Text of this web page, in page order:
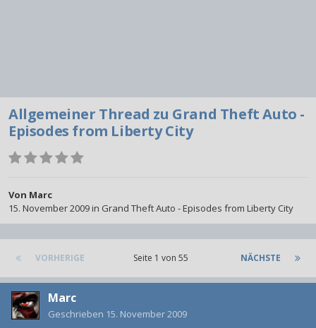
Allgemeiner Thread zu Grand Theft Auto -
Episodes from Liberty City
Von Marc
15. November 2009in Grand Theft Auto - Episodes from Liberty City
VORHERIGE NÄCHSTE
Seite 1 von 55
Marc
Geschrieben 15. November 2009